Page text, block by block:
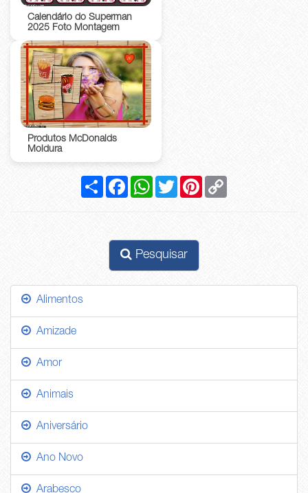
Calendário do Superman
2025 Foto Montagem
Produtos McDonalds
Moldura
CompartilharFacebookWhatsApp
Twitter Pinterest
Pesquisar
Alimentos
Amizade
Amor
Animais
Aniversário
Ano Novo
Arabesco